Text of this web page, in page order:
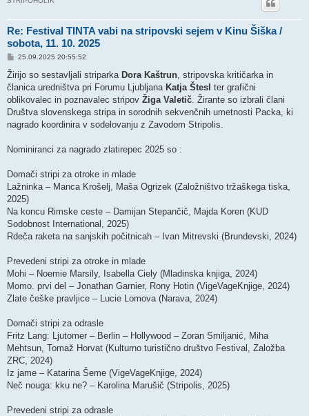
Re: Festival TINTA vabi na stripovski sejem v Kinu Šiška /
sobota, 11. 10. 2025
P
s
25.09.2025 20:55:52
Žirijo so sestavljali striparka Dora Kaštrun , stripovska kritičarka in
članica uredništva pri Forumu Ljubljana Katja Štesl ter grafični
oblikovalec in poznavalec stripov Žiga Valetič . Žirante so izbrali člani
Društva slovenskega stripa in sorodnih sekvenčnih umetnosti Packa, ki
nagrado koordinira v sodelovanju z Zavodom Stripolis.
Nominiranci za nagrado zlatirepec 2025 so :
Domači stripi za otroke in mlade
Lažninka – Manca Krošelj, Maša Ogrizek (Založništvo tržaškega tiska,
2025)
Na koncu Rimske ceste – Damijan Stepančič, Majda Koren (KUD
Sodobnost International, 2025)
Rdeča raketa na sanjskih počitnicah – Ivan Mitrevski (Brundevski, 2024)
Prevedeni stripi za otroke in mlade
Mohi – Noemie Marsily, Isabella Ciely (Mladinska knjiga, 2024)
Momo. prvi del – Jonathan Garnier, Rony Hotin (VigeVageKnjige, 2024)
Zlate češke pravljice – Lucie Lomova (Narava, 2024)
Domači stripi za odrasle
Fritz Lang: Ljutomer – Berlin – Hollywood – Zoran Smiljanić, Miha
Mehtsun, Tomaž Horvat (Kulturno turistično društvo Festival, Založba
ZRC, 2024)
Iz jame – Katarina Šeme (VigeVageKnjige, 2024)
Neč nouga: kku ne? – Karolina Marušič (Stripolis, 2025)
Prevedeni stripi za odrasle